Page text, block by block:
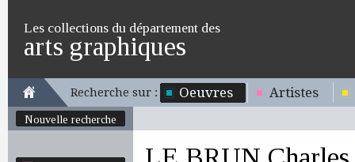
Les collections du département des
arts graphiques
Recherche sur : Oeuvres Artistes
Nouvelle recherche